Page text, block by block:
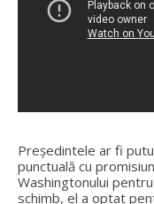
Președintele ar fi
punctuală cu
Washingtonului
schimb, el a optat